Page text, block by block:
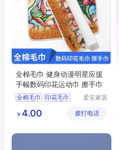
全棉毛巾 健身动漫明星应援
手幅数码印花运动巾 擦手巾
全棉毛巾
印花毛巾
毛巾定制
柔安家居
通）有限
￥ 4.00 拨打电话